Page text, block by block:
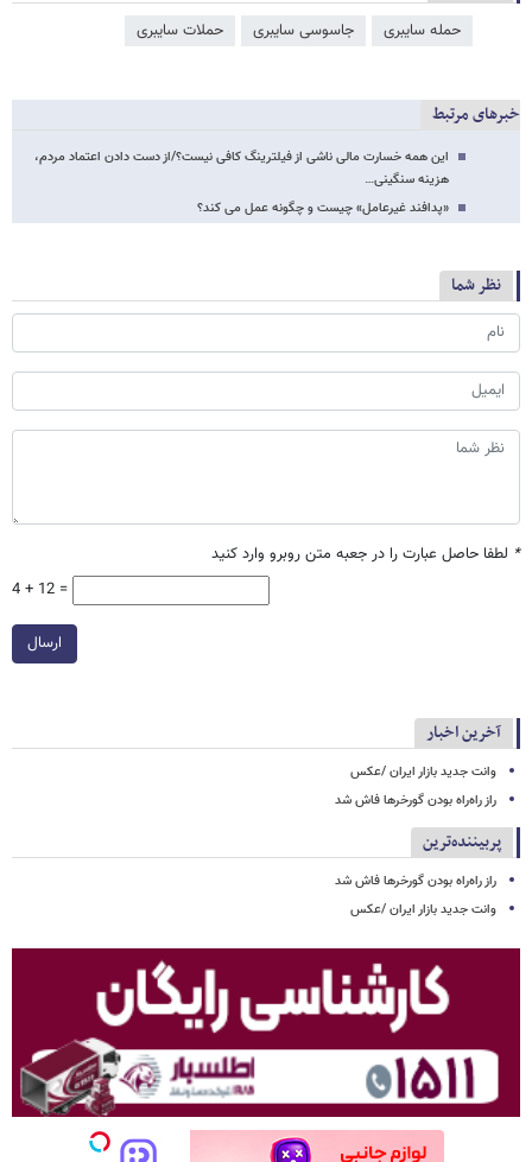
حمله سایبری جاسوسی سایبری حملات سایبری
خبرهای مرتبط
این همه خسارت مالی ناشی از فیلترینگ کافی نیست؟/از دست دادن اعتماد مردم،
هزینه سنگینی…
«پدافند غیرعامل» چیست و چگونه عمل می کند؟
نظر شما
* لطفا حاصل عبارت را در جعبه متن روبرو وارد کنید
4 + 12 =
ارسال
آخرین اخبار
وانت جدید بازار ایران /عکس
راز راه‌راه بودن گورخرها فاش شد
پربیننده‌ترین
راز راه‌راه بودن گورخرها فاش شد
وانت جدید بازار ایران /عکس